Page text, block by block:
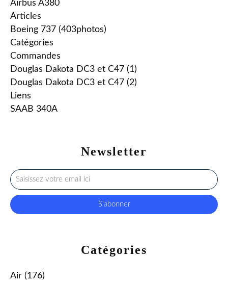
Newsletter
Catégories
Air (176)
Airbus A380
Articles
Boeing 737 (403photos)
Catégories
Commandes
Douglas Dakota DC3 et C47 (1)
Douglas Dakota DC3 et C47 (2)
Liens
SAAB 340A